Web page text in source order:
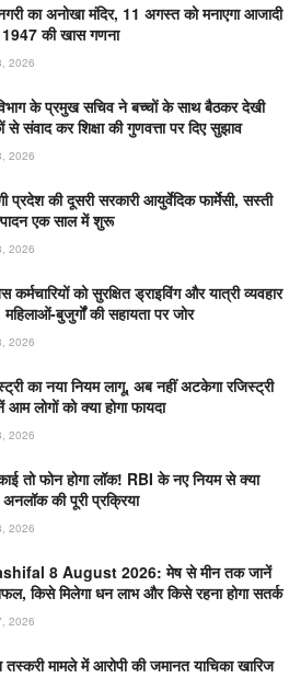
का अनोखा मंदिर, 11 अगस्त को मनाएगा आजादी
1947 की खास गणना
2026
के प्रमुख सचिव ने बच्चों के साथ बैठकर देखी
से संवाद कर शिक्षा की गुणवत्ता पर दिए सुझाव
2026
प्रदेश की दूसरी सरकारी आयुर्वेदिक फार्मेसी, सस्ती
एक साल में शुरू
2026
कर्मचारियों को सुरक्षित ड्राइविंग और यात्री व्यवहार
महिलाओं-बुजुर्गों की सहायता पर जोर
2026
का नया नियम लागू, अब नहीं अटकेगा रजिस्ट्री
लोगों को क्या होगा फायदा
2026
तो फोन होगा लॉक! RBI के नए नियम से क्या
की पूरी प्रक्रिया
2026
8 August 2026: मेष से मीन तक जानें
किसे मिलेगा धन लाभ और किसे रहना होगा सतर्क
2026
तस्करी मामले में आरोपी की जमानत याचिका खारिज